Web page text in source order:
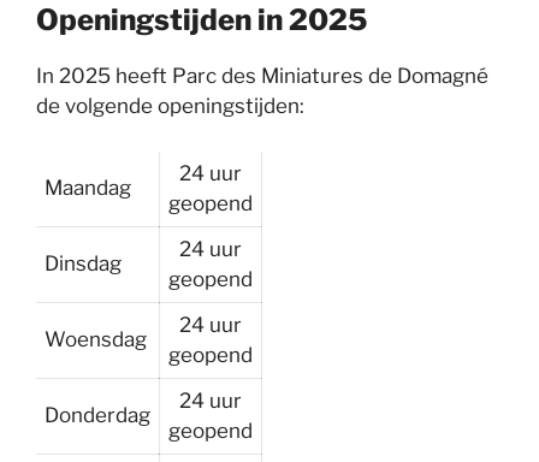
Openingstijden in 2025
In 2025 heeft Parc des Miniatures de Domagné
de volgende openingstijden:
Maandag
24 uur
geopend
Dinsdag
24 uur
geopend
Woensdag
24 uur
geopend
Donderdag
24 uur
geopend